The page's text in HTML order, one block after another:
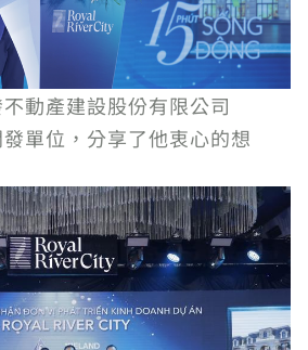
動產建設股份有限公司
單位，分享了他衷心的想